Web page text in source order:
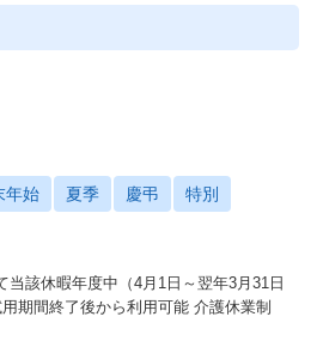
年始 夏季 慶弔 特別
当該休暇年度中（4月1日～翌年3月31日
期間終了後から利用可能 介護休業制